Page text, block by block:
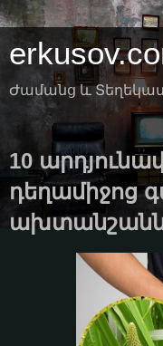
Ժամանց և
10
դեղամիջոց